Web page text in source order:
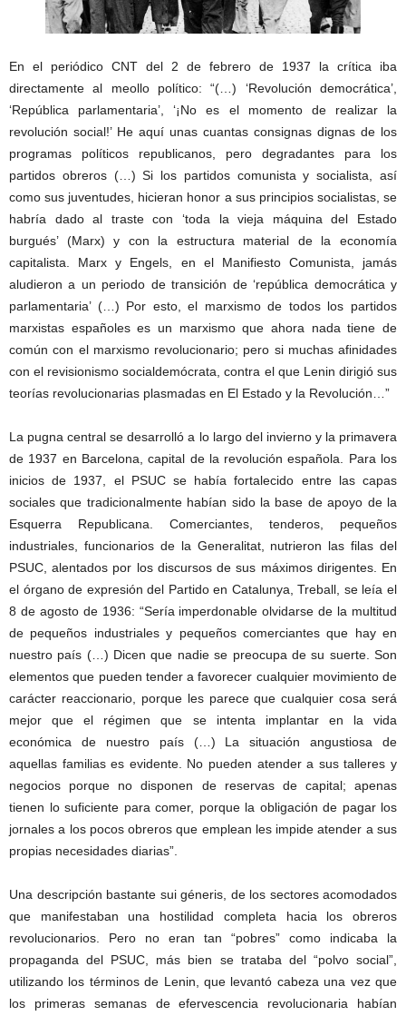
En el periódico CNT del 2 de febrero de 1937 la crítica iba
directamente al meollo político: “(…) ‘Revolución democrática’,
‘República parlamentaria’, ‘¡No es el momento de realizar la
revolución social!’ He aquí unas cuantas consignas dignas de los
programas políticos republicanos, pero degradantes para los
partidos obreros (…) Si los partidos comunista y socialista, así
como sus juventudes, hicieran honor a sus principios socialistas, se
habría dado al traste con ‘toda la vieja máquina del Estado
burgués’ (Marx) y con la estructura material de la economía
capitalista. Marx y Engels, en el Manifiesto Comunista, jamás
aludieron a un periodo de transición de ‘república democrática y
parlamentaria’ (…) Por esto, el marxismo de todos los partidos
marxistas españoles es un marxismo que ahora nada tiene de
común con el marxismo revolucionario; pero si muchas afinidades
con el revisionismo socialdemócrata, contra el que Lenin dirigió sus
teorías revolucionarias plasmadas en El Estado y la Revolución…”
La pugna central se desarrolló a lo largo del invierno y la primavera
de 1937 en Barcelona, capital de la revolución española. Para los
inicios de 1937, el PSUC se había fortalecido entre las capas
sociales que tradicionalmente habían sido la base de apoyo de la
Esquerra Republicana. Comerciantes, tenderos, pequeños
industriales, funcionarios de la Generalitat, nutrieron las filas del
PSUC, alentados por los discursos de sus máximos dirigentes. En
el órgano de expresión del Partido en Catalunya, Treball, se leía el
8 de agosto de 1936: “Sería imperdonable olvidarse de la multitud
de pequeños industriales y pequeños comerciantes que hay en
nuestro país (…) Dicen que nadie se preocupa de su suerte. Son
elementos que pueden tender a favorecer cualquier movimiento de
carácter reaccionario, porque les parece que cualquier cosa será
mejor que el régimen que se intenta implantar en la vida
económica de nuestro país (…) La situación angustiosa de
aquellas familias es evidente. No pueden atender a sus talleres y
negocios porque no disponen de reservas de capital; apenas
tienen lo suficiente para comer, porque la obligación de pagar los
jornales a los pocos obreros que emplean les impide atender a sus
propias necesidades diarias”.
Una descripción bastante sui géneris, de los sectores acomodados
que manifestaban una hostilidad completa hacia los obreros
revolucionarios. Pero no eran tan “pobres” como indicaba la
propaganda del PSUC, más bien se trataba del “polvo social”,
utilizando los términos de Lenin, que levantó cabeza una vez que
los primeras semanas de efervescencia revolucionaria habían